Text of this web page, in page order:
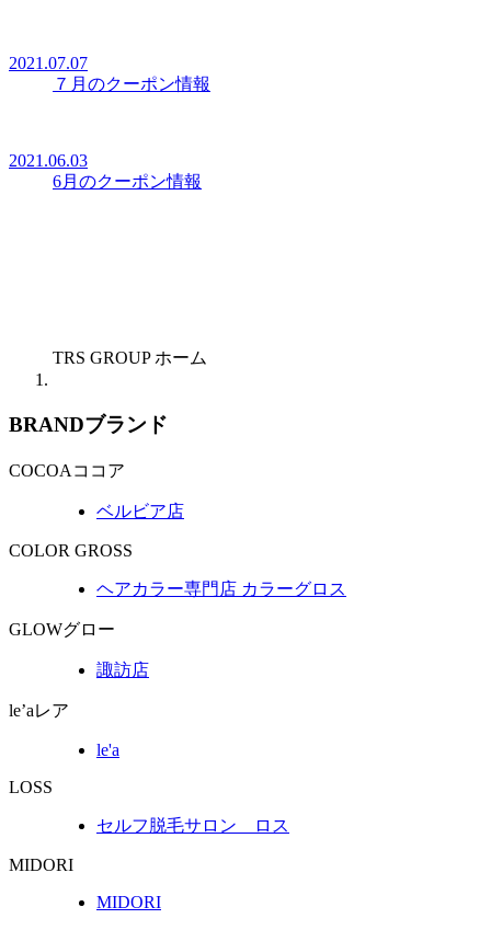
2021.07.07
７月のクーポン情報
2021.06.03
6月のクーポン情報
TRS GROUP ホーム
BRANDブランド
COCOA ココア
ベルビア店
COLOR GROSS
ヘアカラー専門店 カラーグロス
GLOWグロー
諏訪店
le’aレア
le'a
LOSS
セルフ脱毛サロン ロス
MIDORI
MIDORI